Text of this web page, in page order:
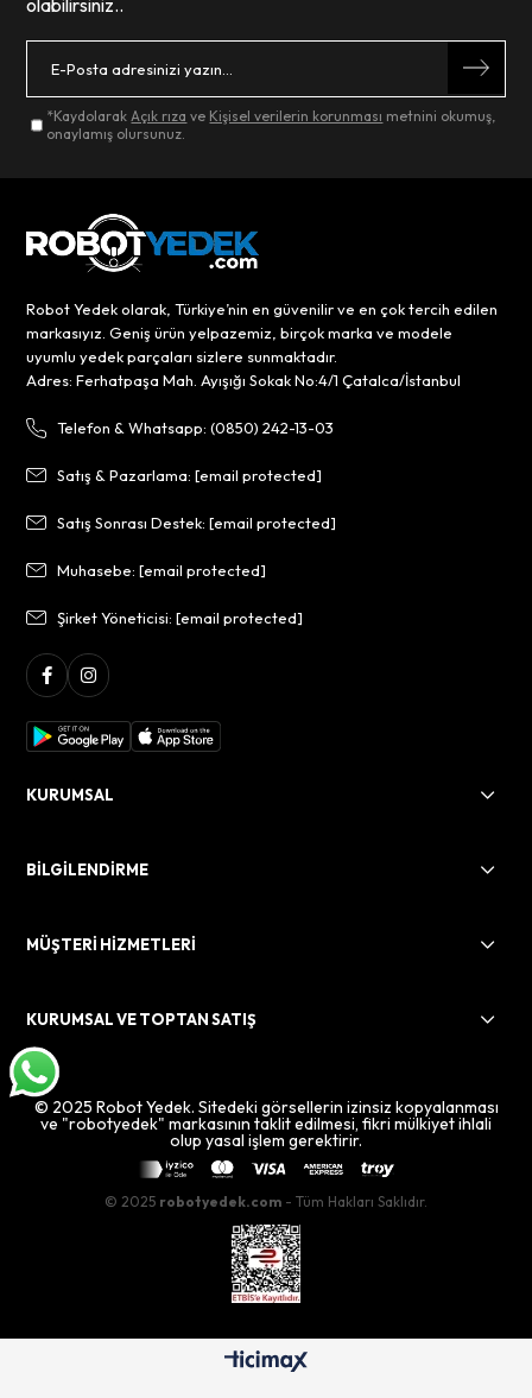
olabilirsiniz..
*KaydolarakAçık rıza ve Kişisel verilerin korunması metnini okumuş,
onaylamış olursunuz.
Robot Yedek olarak, Türkiye’nin en güvenilir ve en çok tercih edilen
markasıyız. Geniş ürün yelpazemiz, birçok marka ve modele
uyumlu yedek parçaları sizlere sunmaktadır.
Adres: Ferhatpaşa Mah. Ayışığı Sokak No:4/1 Çatalca/İstanbul
Telefon & Whatsapp: (0850) 242-13-03
Satış & Pazarlama:[email protected]
Satış Sonrası Destek:[email protected]
Muhasebe:[email protected]
Şirket Yöneticisi:[email protected]
KURUMSAL
BİLGİLENDİRME
MÜŞTERİ HİZMETLERİ
KURUMSAL VE TOPTAN SATIŞ
© 2025 Robot Yedek. Sitedeki görsellerin izinsiz kopyalanması
ve "robotyedek" markasının taklit edilmesi, fikri mülkiyet ihlali
olup yasal işlem gerektirir.
© 2025 robotyedek.com - Tüm Hakları Saklıdır.